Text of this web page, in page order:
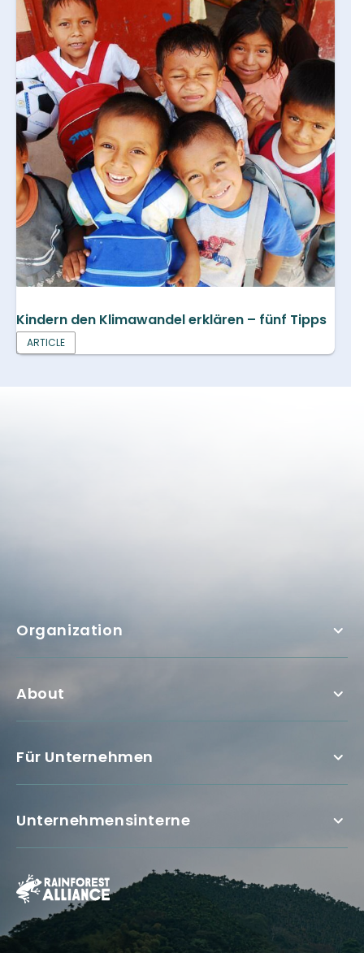
Kindern den Klimawandel erklären – fünf Tipps
ARTICLE
Organization
About
Für Unternehmen
Unternehmensinterne